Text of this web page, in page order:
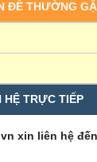
ĐỀ THƯỜNG
HỆ TRỰC TIẾP
xin liên hệ